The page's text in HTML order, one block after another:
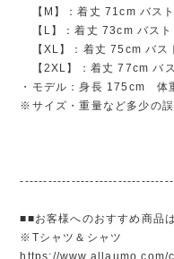
【M】：着丈 71cm バス
【L】：着丈 73cm バス
【XL】：着丈 75cm バス
【2XL】：着丈 77cm バ
・モデル：身長 175cm
※サイズ・重量など多少の誤
■■お客様へのおすすめ商品
※Tシャツ＆シャツ
https://